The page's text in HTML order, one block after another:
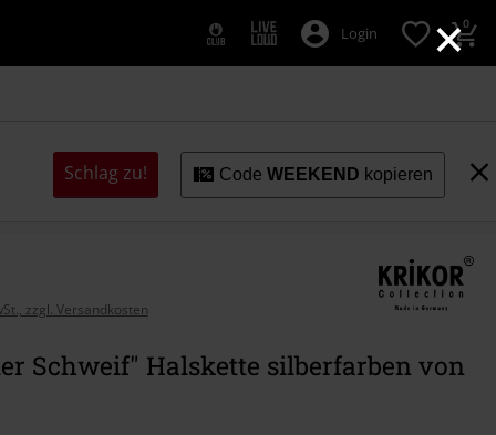
×
Login 0
Schlag zu! CodeWEEKEND kopieren
zzgl. Versandkosten
Schweif" Halskette silberfarben von